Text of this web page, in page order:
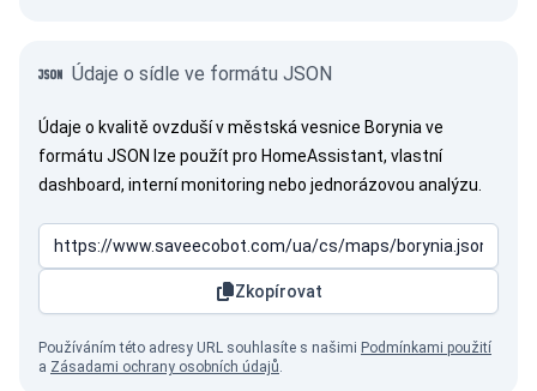
Údaje o sídle ve formátu JSON
Údaje o kvalitě ovzduší v městská vesnice Borynia ve
formátu JSON lze použít pro HomeAssistant, vlastní
dashboard, interní monitoring nebo jednorázovou analýzu.
Zkopírovat
Používáním této adresy URL souhlasíte s našimi Podmínkami použití
a Zásadami ochrany osobních údajů.